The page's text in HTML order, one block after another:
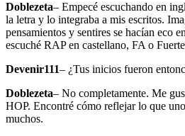
Doblezeta– Empecé escuchando en
la letra y lo integraba a mis escritos.
pensamientos y sentires se hacían eco
escuché RAP en castellano, FA o
Devenir111– ¿Tus inicios fueron
Doblezeta– No completamente. Me
HOP. Encontré cómo reflejar lo que
muchos.